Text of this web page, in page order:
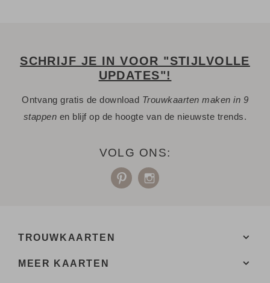
SCHRIJF JE IN VOOR "STIJLVOLLE
UPDATES"!
Ontvang gratis de download Trouwkaarten maken in 9
stappen en blijf op de hoogte van de nieuwste trends.
VOLG ONS:
TROUWKAARTEN
MEER KAARTEN